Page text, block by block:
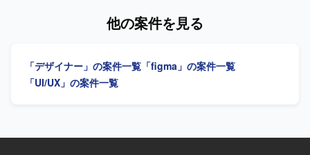
る方を想定しております。 【ポジションの魅力】 ・AIを活
ダクトマネージャー、エンジニア、マーケティングメンバ
ーと密に連携しながら、事業開発・プロダクト開発・マー
トの勝ち筋をつくっていく経験ができます。 ・Figmaや各
やすさの両立を意識してデザイン品質を高めていただける
フィットするポジションです。 【ポジションの魅力】 請求
書発行システムという業務基盤となるWebアプリケーショ
能過多・情報量の多い業務システムに対して、ユーザビリ
す。 各種AIツールを活用した動くプロトタイプの作成・検
を行っていただきます。 グロースを見据えたLP、オンボー
ディング、初回・継続利用体験の改善を行っていただきま
自ら理解し、プロダクトの勝ち筋を高速に検証・構築して
他の案件を見る
「デザイナー」の案件一覧 「figma」の案件一覧
「UI/UX」の案件一覧